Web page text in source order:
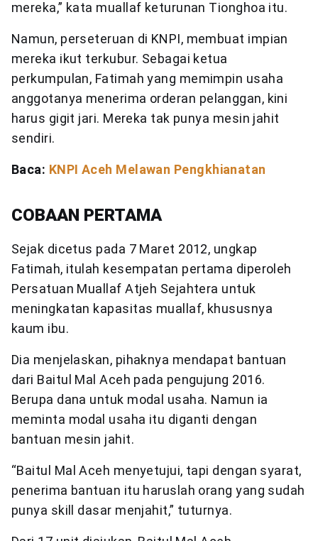
mereka,” kata muallaf keturunan Tionghoa itu.
Namun, perseteruan di KNPI, membuat impian
mereka ikut terkubur. Sebagai ketua
perkumpulan, Fatimah yang memimpin usaha
anggotanya menerima orderan pelanggan, kini
harus gigit jari. Mereka tak punya mesin jahit
sendiri.
Baca: KNPI Aceh Melawan Pengkhianatan
COBAAN PERTAMA
Sejak dicetus pada 7 Maret 2012, ungkap
Fatimah, itulah kesempatan pertama diperoleh
Persatuan Muallaf Atjeh Sejahtera untuk
meningkatan kapasitas muallaf, khususnya
kaum ibu.
Dia menjelaskan, pihaknya mendapat bantuan
dari Baitul Mal Aceh pada pengujung 2016.
Berupa dana untuk modal usaha. Namun ia
meminta modal usaha itu diganti dengan
bantuan mesin jahit.
“Baitul Mal Aceh menyetujui, tapi dengan syarat,
penerima bantuan itu haruslah orang yang sudah
punya skill dasar menjahit,” tuturnya.